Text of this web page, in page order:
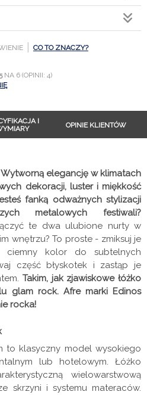
CO TO ZNACZY?
NA 6 (OPINII: 4)
I
OPINIE KLIENTÓW
elegancję w klimatach
dekoracji, luster i miękkość
fanką odważnych stylizacji
metalowych festiwali?
te dwa ulubione nurty w
wnętrzu? To proste - zmiksuj je
kolor do subtelnych
część błyskotek i zastąp je
Takim, jak zjawiskowe łóżko
glam rock. Afre marki Edinos
rocka!
to klasyczny model wysokiego
lub hotelowym. Łóżko
wielowarstwową
skrzyni i systemu materaców.